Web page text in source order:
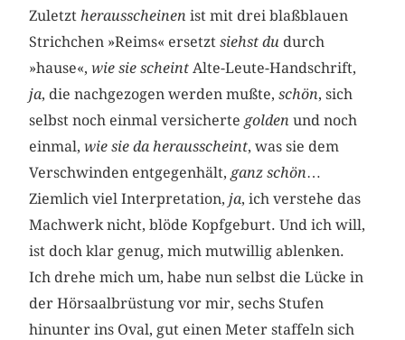
Zuletztherausscheinen ist mit drei blaßblauen
Strichchen »Reims« ersetztsiehst du durch
»hause«,wie sie scheintAlte-Leute-Handschrift,
ja, die nachgezogen werden mußte,schön, sich
selbst noch einmal versicherte goldenund noch
einmal,wie sie da herausscheint, was sie dem
Verschwinden entgegenhält, ganz schön…
Ziemlich viel Interpretation,ja, ich verstehe das
Machwerk nicht, blöde Kopfgeburt. Und ich will,
ist doch klar genug, mich mutwillig ablenken.
Ich drehe mich um, habe nun selbst die Lücke in
der Hörsaalbrüstung vor mir, sechs Stufen
hinunter ins Oval, gut einen Meter staffeln sich